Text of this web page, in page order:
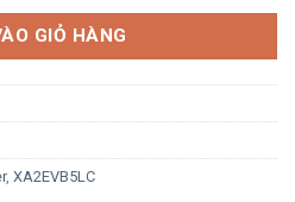
GIỎ HÀNG
, XA2EVB5LC